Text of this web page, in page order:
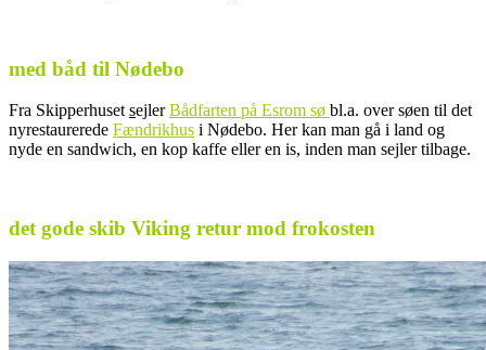
med båd til Nødebo
Fra SkipperhusetsejlerBådfarten på Esrom sø bl.a. over søen til det
nyrestaurerede Fændrikhus i Nødebo. Her kan man gå i land og
nyde en sandwich, en kop kaffe eller en is, inden man sejler tilbage.
det gode skib Viking retur mod frokosten